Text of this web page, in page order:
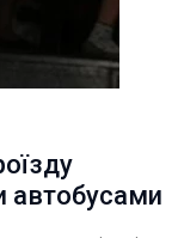
автобусами